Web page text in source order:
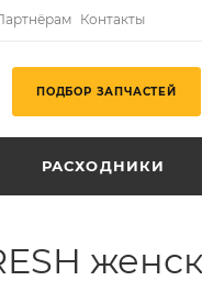
Контакты
ПОДБОР ЗАПЧАСТЕЙ
РАСХОДНИКИ